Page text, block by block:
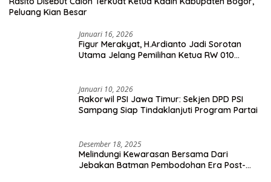
Peluang Kian Besar
Januari 16, 2026
Figur Merakyat, H.Ardianto Jadi Sorotan
Utama Jelang Pemilihan Ketua RW 010
Januari 10, 2026
Rakorwil PSI Jawa Timur: Sekjen DPD PSI
Sampang Siap Tindaklanjuti Program Partai
Desember 18, 2025
Melindungi Kewarasan Bersama Dari
Jebakan Batman Pembodohan Era Post-